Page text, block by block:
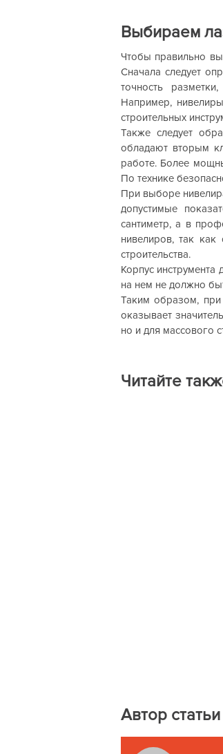
Выбираем
Чтобы правильно
Сначала следует
точность
Например,
строительных
Также следует
обладают вторым
работе. Более
По технике
При выборе
допустимые
сантиметр, а в
нивелиров, так как
строительства.
Корпус
на нем не должно
Таким образом, при
оказывает
но и для массового
Читайте
Автор статьи